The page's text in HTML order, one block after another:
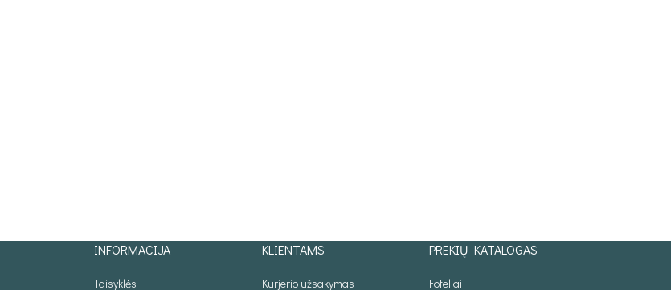
INFORMACIJA
Taisyklės
KLIENTAMS
Kurjerio užsakymas
PREKIŲ KATALOGAS
Foteliai